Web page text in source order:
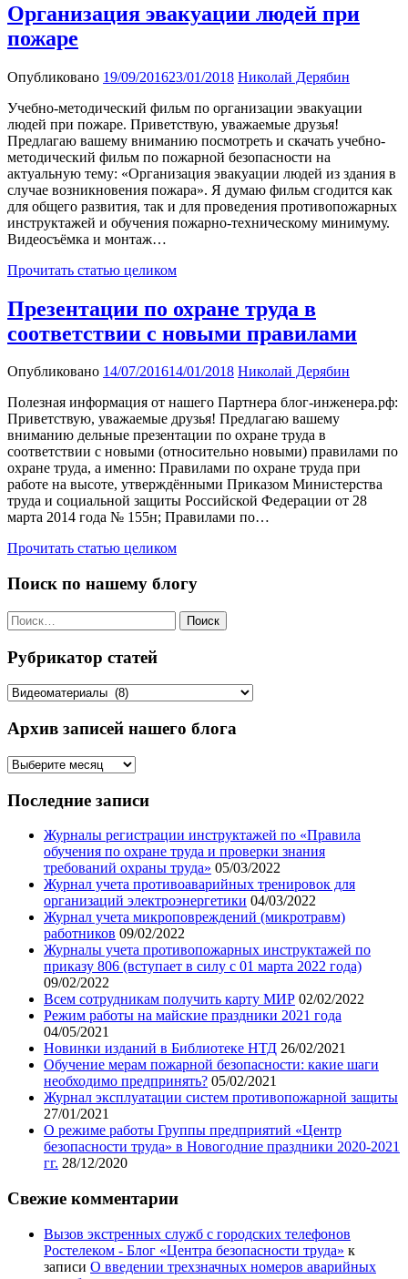
Организация эвакуации людей при
пожаре
Опубликовано 19/09/201623/01/2018 Николай Дерябин
Учебно-методический фильм по организации эвакуации
людей при пожаре. Приветствую, уважаемые друзья!
Предлагаю вашему вниманию посмотреть и скачать учебно-
методический фильм по пожарной безопасности на
актуальную тему: «Организация эвакуации людей из здания в
случае возникновения пожара». Я думаю фильм сгодится как
для общего развития, так и для проведения противопожарных
инструктажей и обучения пожарно-техническому минимуму.
Видеосъёмка и монтаж…
Прочитать статью целиком
Презентации по охране труда в
соответствии с новыми правилами
Опубликовано 14/07/201614/01/2018 Николай Дерябин
Полезная информация от нашего Партнера блог-инженера.рф:
Приветствую, уважаемые друзья! Предлагаю вашему
вниманию дельные презентации по охране труда в
соответствии с новыми (относительно новыми) правилами по
охране труда, а именно: Правилами по охране труда при
работе на высоте, утверждёнными Приказом Министерства
труда и социальной защиты Российской Федерации от 28
марта 2014 года № 155н; Правилами по…
Прочитать статью целиком
Поиск по нашему блогу
Найти:
Рубрикатор статей
Рубрикатор
Архив записей нашего блога
Архив
нашего
Последние записи
Журналы регистрации инструктажей по «Правила
обучения по охране труда и проверки знания
требований охраны труда» 05/03/2022
Журнал учета противоаварийных тренировок для
организаций электроэнергетики 04/03/2022
Журнал учета микроповреждений (микротравм)
работников 09/02/2022
Журналы учета противопожарных инструктажей по
приказу 806 (вступает в силу с 01 марта 2022 года)
09/02/2022
Всем сотрудникам получить карту МИР 02/02/2022
Режим работы на майские праздники 2021 года
04/05/2021
Новинки изданий в Библиотеке НТД 26/02/2021
Обучение мерам пожарной безопасности: какие шаги
необходимо предпринять? 05/02/2021
Журнал эксплуатации систем противопожарной защиты
27/01/2021
О режиме работы Группы предприятий «Центр
безопасности труда» в Новогодние праздники 2020-2021
гг. 28/12/2020
Свежие комментарии
Вызов экстренных служб с городских телефонов
Ростелеком - Блог «Центра безопасности труда» к
записи О введении трехзначных номеров аварийных